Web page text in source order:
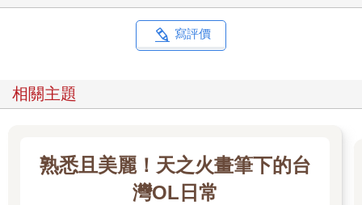
寫評價
相關主題
熟悉且美麗！天之火畫筆下的台
灣OL日常